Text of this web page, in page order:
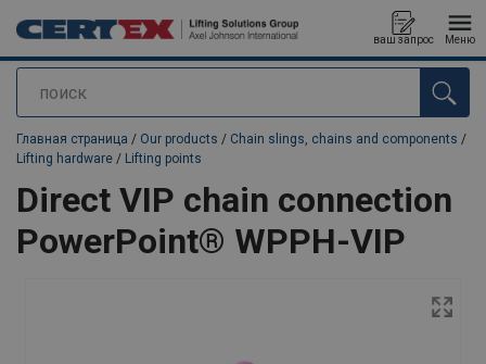
поиск
ваш запрос Меню
Продукт добавлен в ваш запрос
Главная страница / Our products / Chain slings, chains and components /
Lifting hardware / Lifting points
Direct VIP chain connection
PowerPoint® WPPH-VIP